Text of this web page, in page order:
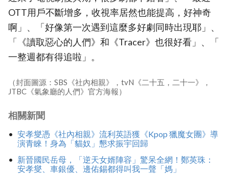
OTT用戶不斷增多，收視率居然也能提高，好神奇
啊」、「好像第一次遇到這麼多好劇同時出現耶」、
「《讀取惡心的人們》和《Tracer》也很好看」、「
一整週都有得追啦」。
（封面圖源：SBS《社內相親》，tvN《二十五，二十一》，
JTBC《氣象廳的人們》官方海報）
相關新聞
安孝燮憑《社內相親》流利英語獲《Kpop 獵魔女團》導
演青睞！身為「貓奴」懇求振宇回歸
新晉國民岳母，「逆天女婿陣容」驚呆全網！鄭英珠：
安孝燮、車銀優、邊佑錫都得叫我一聲「媽」